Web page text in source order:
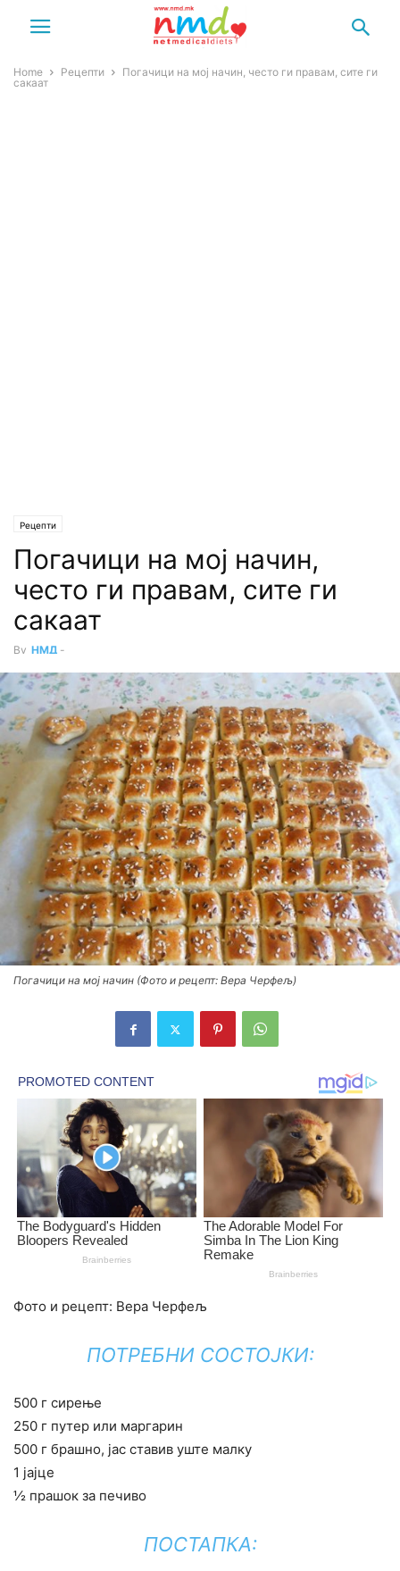
Home Рецепти
Погачици на мој начин, често ги правам, сите ги
сакаат
Рецепти
Погачици на мој начин,
често ги правам, сите ги
сакаат
By НМД -
Погачици на мој начин (Фото и рецепт: Вера Черфељ)
Фото и рецепт: Вера Черфељ
ПОТРЕБНИ СОСТОЈКИ:
500 г сирење
250 г путер или маргарин
500 г брашно, јас ставив уште малку
1 јајце
½ прашок за печиво
ПОСТАПКА: